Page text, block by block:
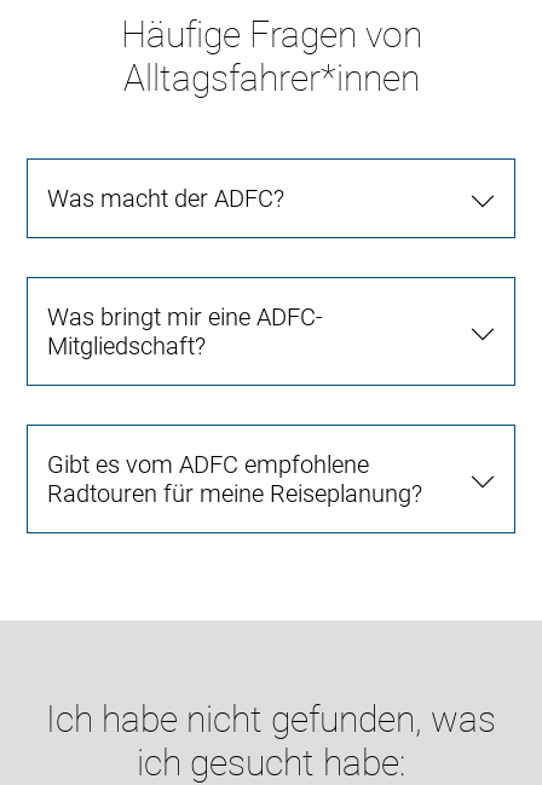
Häufige Fragen von
Alltagsfahrer*innen
Was macht der ADFC?
Was bringt mir eine ADFC-
Mitgliedschaft?
Gibt es vom ADFC empfohlene
Radtouren für meine Reiseplanung?
Ich habe nicht gefunden, was
ich gesucht habe: